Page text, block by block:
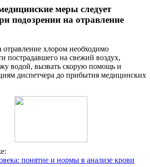
меры следует
подозрении на отравление
хлором необходимо
пострадавшего на свежий воздух,
водой, вызвать скорую помощь и
диспетчера до прибытия медицинских
понятие и нормы в анализе крови